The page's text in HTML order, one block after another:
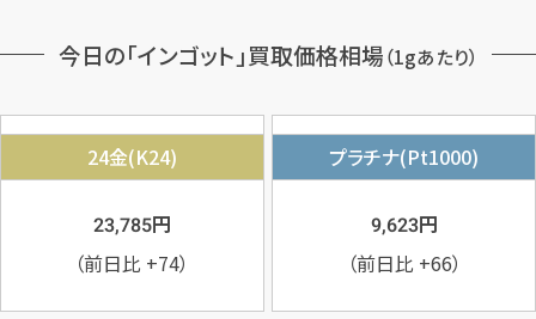
今日の「インゴット」買取価格相場（1gあたり）
24金(K24)
23,785円
（前日比 +74）
プラチナ(Pt1000)
9,623円
（前日比 +66）